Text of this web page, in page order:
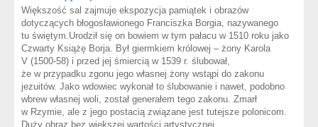
Większość sal zajmuje ekspozycja pamiątek i obrazów
dotyczących błogosławionego Franciszka Borgia, nazywanego
tu świętym.Urodził się on bowiem w tym pałacu w 1510 roku jako
Czwarty Książę Borja. Był giermkiem królowej – żony Karola
V (1500-58) i przed jej śmiercią w 1539 r. ślubował,
że w przypadku zgonu jego własnej żony wstąpi do zakonu
jezuitów. Jako wdowiec wykonał to ślubowanie i nawet, podobno
wbrew własnej woli, został generałem tego zakonu. Zmarł
w Rzymie, ale z jego postacią związane jest tutejsze polonicom.
Duży obraz bez większej wartości artystycznej,